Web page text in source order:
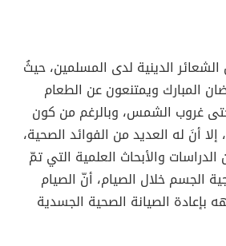
الشعائر الدينية لدى المسلمين، حيثُ
المبارك ويمتنعون عن الطعام
غروب الشمس، وبالرغم من كون
أنَ له العديد من الفوائد الصحية،
والأبحاث العلمية التي تمّ
الجسم خلال الصيام، أنّ الصيام
بإعادة الصيانة الصحية الجسدية